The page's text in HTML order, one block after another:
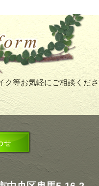
ク等お気軽にご相談くださ